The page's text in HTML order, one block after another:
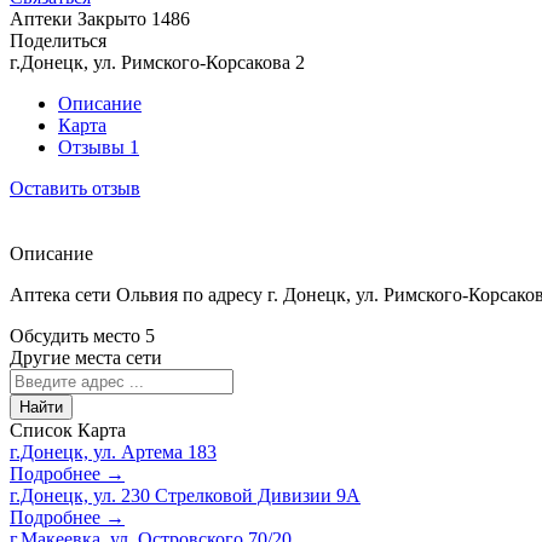
Аптеки Закрыто 1486
Поделиться
г.Донецк, ул. Римского-Корсакова 2
Описание
Карта
Отзывы 1
Оставить отзыв
Описание
Аптека сети Ольвия по адресу г. Донецк, ул. Римского-
Обсудить место 5
Другие места сети
Найти
Список Карта
г.Донецк, ул. Артема 183
Подробнее →
г.Донецк, ул. 230 Стрелковой Дивизии 9А
Подробнее →